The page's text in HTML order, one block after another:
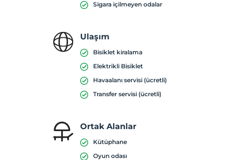
Sigara içilmeyen odalar
Ulaşım
Bisiklet kiralama
Elektrikli Bisiklet
Havaalanı servisi (ücretli)
Transfer servisi (ücretli)
Ortak Alanlar
Kütüphane
Oyun odası